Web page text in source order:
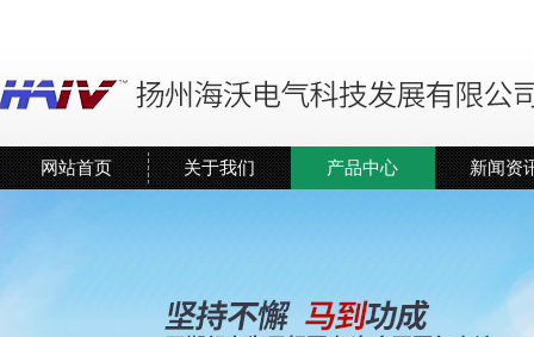
网站首页 关于我们 产品中心 新闻资